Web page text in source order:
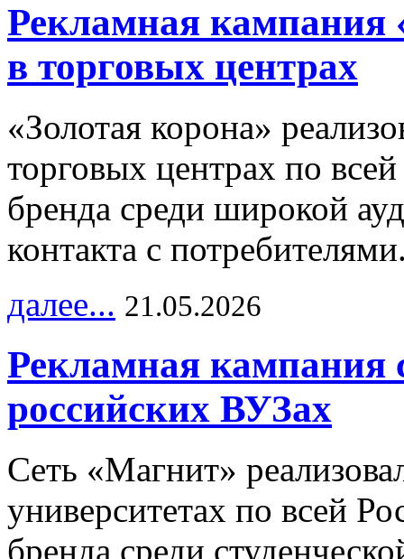
Рекламная кампания
в торговых центрах
«Золотая корона»
торговых центрах по
бренда среди широкой
контакта с
далее... 21.05.2026
Рекламная кампания
российских ВУЗах
Сеть «Магнит»
университетах по всей
бренда среди